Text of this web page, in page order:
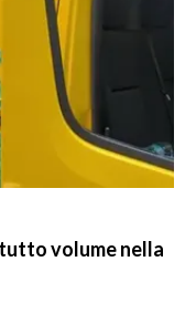
tutto volume nella